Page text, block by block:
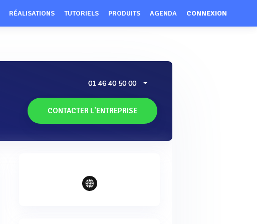
RÉALISATIONS TUTORIELS PRODUITS AGENDA CONNEXION
01 46 40 50 00
CONTACTER L'ENTREPRISE